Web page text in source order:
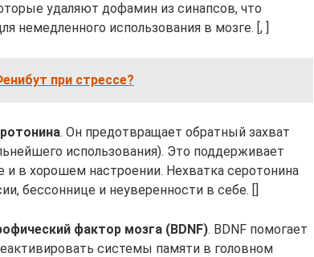
удаляют дофамин из синапсов, что
немедленного использования в мозге. [, ]
при стрессе?
. Он предотвращает обратный захват
использования). Это поддерживает
и в хорошем настроении. Нехватка серотонина
бессоннице и неуверенности в себе. []
фактор мозга (BDNF). BDNF помогает
системы памяти в головном